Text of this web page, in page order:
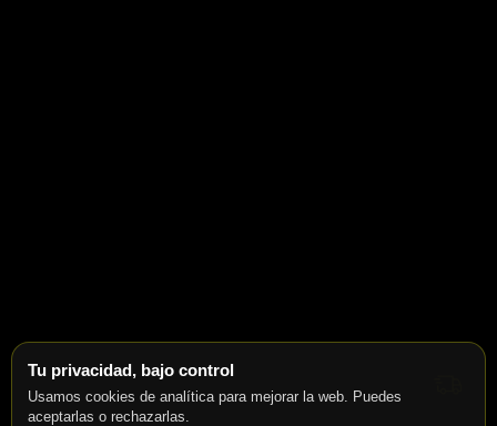
Tu privacidad, bajo control
Usamos cookies de analítica para mejorar la web. Puedes
aceptarlas o rechazarlas.